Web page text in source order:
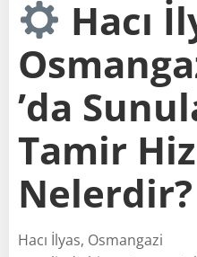
Hacı
’da
Tamir
Nelerdir?
Hacı İlyas, Osmangazi